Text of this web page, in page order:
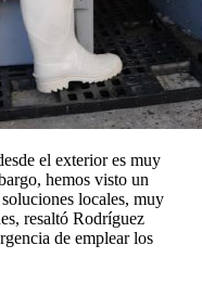
el exterior es muy
hemos visto un
locales, muy
resaltó Rodríguez
de emplear los